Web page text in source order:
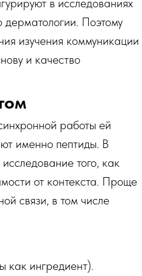
в исследованиях
Поэтому
изучения коммуникации
и качество
работы ей
именно пептиды. В
того, как
от контекста. Проще
связи, в том числе
как ингредиент).